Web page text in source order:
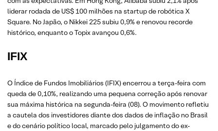
liderar rodada de US$ 100 milhões na startup de robótica X
Square. No Japão, o Nikkei 225 subiu 0,9% e renovou recorde
histórico, enquanto o Topix avançou 0,6%.
IFIX
O Índice de Fundos Imobiliários (IFIX) encerrou a terça-feira com
queda de 0,10%, realizando uma pequena correção após renovar
sua máxima histórica na segunda-feira (08). O movimento refletiu
a cautela dos investidores diante dos dados de inflação no Brasil
e do cenário político local, marcado pelo julgamento do ex-